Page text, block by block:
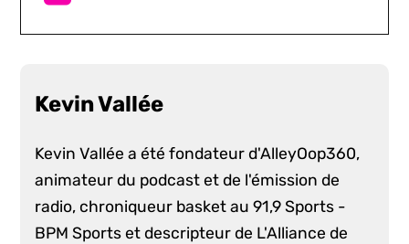
Kevin Vallée
Kevin Vallée a été fondateur d'AlleyOop360,
animateur du podcast et de l'émission de
radio, chroniqueur basket au 91,9 Sports -
BPM Sports et descripteur de L'Alliance de